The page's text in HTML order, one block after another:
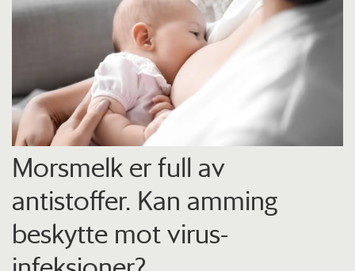
Morsmelk er full av
antistoffer. Kan amming
beskytte mot virus-